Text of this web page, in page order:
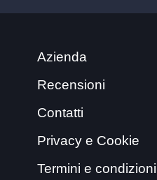
Azienda
Recensioni
Contatti
Privacy e Cookie
Termini e condizioni